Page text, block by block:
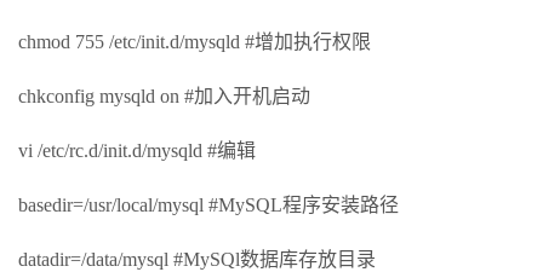
chmod 755 /etc/init.d/mysqld #增加执行权限
chkconfig mysqld on #加入开机启动
vi /etc/rc.d/init.d/mysqld #编辑
basedir=/usr/local/mysql #MySQL程序安装路径
datadir=/data/mysql #MySQl数据库存放目录